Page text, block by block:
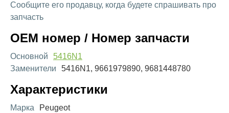
Сообщите его продавцу, когда будете спрашивать про
запчасть
OEM номер / Номер запчасти
Основной
5416N1
Заменители
5416N1, 9661979890, 9681448780
Характеристики
Марка
Peugeot